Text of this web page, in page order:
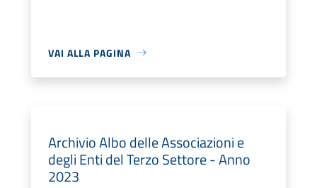
VAI ALLA PAGINA
Archivio Albo delle Associazioni e
degli Enti del Terzo Settore - Anno
2023